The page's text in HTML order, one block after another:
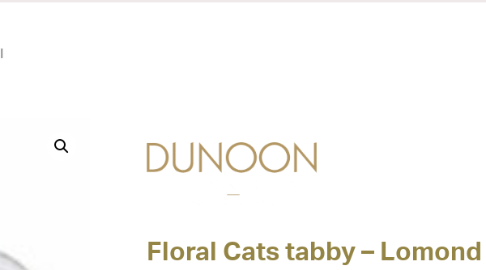
Floral Cats tabby – Lomond